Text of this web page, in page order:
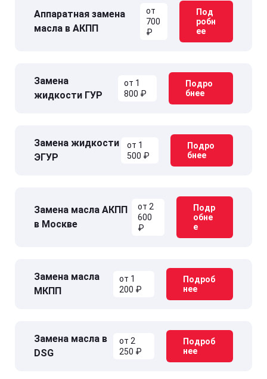
Аппаратная замена
масла в АКПП
от
700
₽
Под
робн
ее
Замена
жидкости ГУР
от 1
800 ₽
Подро
бнее
Замена жидкости
ЭГУР
от 1
500 ₽
Подро
бнее
Замена масла АКПП
в Москве
от 2
600
₽
Подр
обне
е
Замена масла
МКПП
от 1
200 ₽
Подроб
нее
Замена масла в
DSG
от 2
250 ₽
Подроб
нее